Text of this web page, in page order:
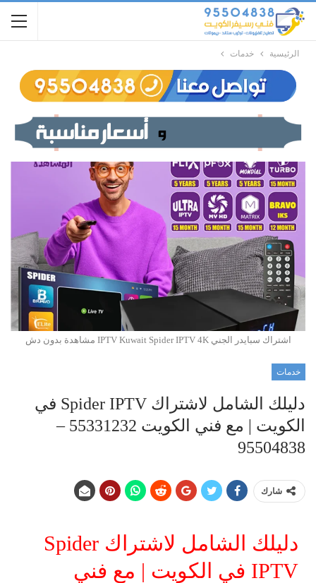
الرئيسية خدمات
اشتراك سبايدر الجني IPTV Kuwait Spider IPTV 4K مشاهدة بدون دش
خدمات
دليلك الشامل لاشتراك Spider IPTV في
الكويت | مع فني الكويت 55331232 –
95504838
شارك
دليلك الشامل لاشتراك Spider
IPTV في الكويت | مع فني